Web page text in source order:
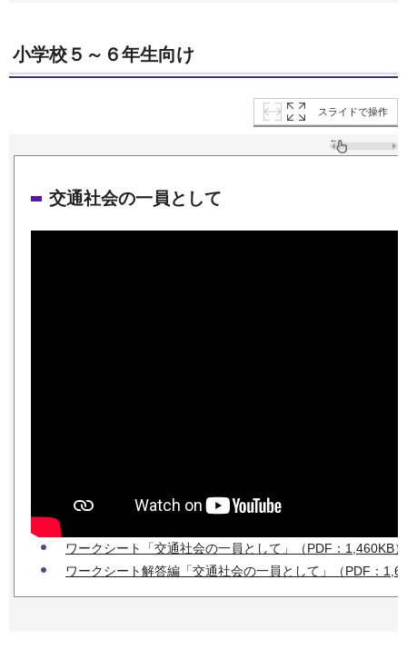
小学校５～６年生向け
スライドで操作
交通社会の一員として
ワークシート「交通社会の一員として」（PDF：1,460KB）
ワークシート解答編「交通社会の一員として」（PDF：